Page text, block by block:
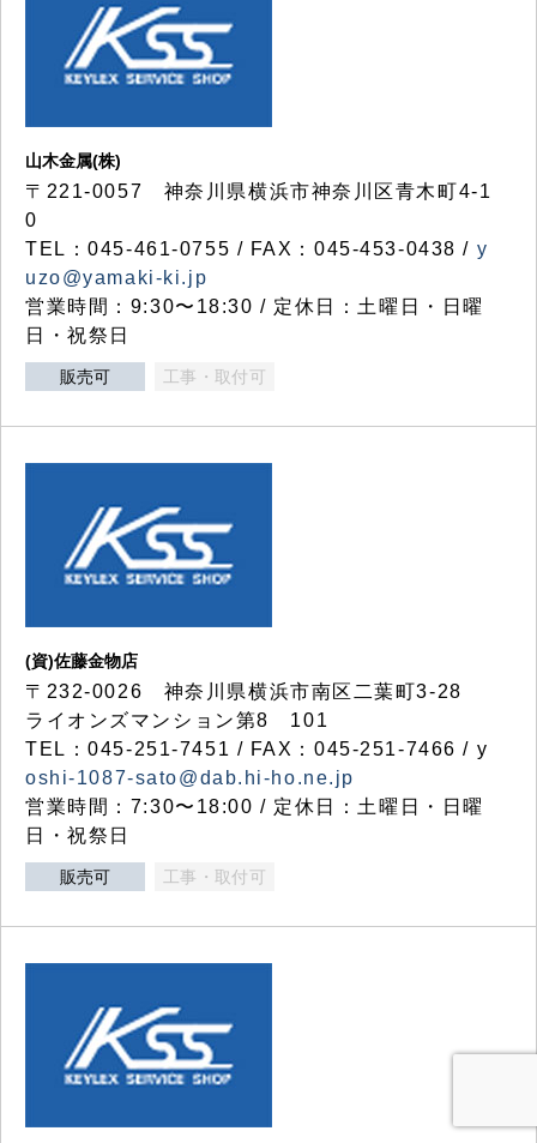
山木金属(株)
〒221-0057 神奈川県横浜市神奈川区青木町4-1
0
TEL：045-461-0755 / FAX：045-453-0438 / y
uzo@yamaki-ki.jp
営業時間：9:30〜18:30 / 定休日：土曜日・日曜
日・祝祭日
販売可 工事・取付可
(資)佐藤金物店
〒232-0026 神奈川県横浜市南区二葉町3-28
ライオンズマンション第8 101
TEL：045-251-7451 / FAX：045-251-7466 / y
oshi-1087-sato@dab.hi-ho.ne.jp
営業時間：7:30〜18:00 / 定休日：土曜日・日曜
日・祝祭日
販売可 工事・取付可